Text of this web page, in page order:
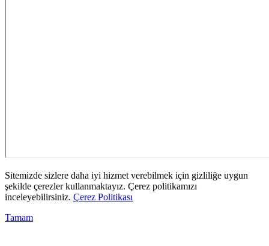
Sitemizde sizlere daha iyi hizmet verebilmek için gizliliğe uygun
şekilde çerezler kullanmaktayız. Çerez politikamızı
inceleyebilirsiniz. Çerez Politikası
Tamam